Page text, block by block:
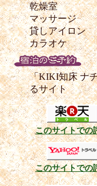
乾燥室
マッサージ
貸しアイロン
カラオケ
「KIKI知床 ナ
るサイト
このサイトでの
このサイトでの